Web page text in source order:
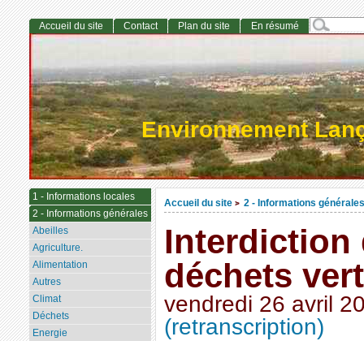
Environnement
Accueil du site > 2 - Informations générales
Interdiction
déchets
vendredi 26 avril
(retranscription)
Accueil du site Contact Plan du site En résumé
1 - Informations locales
2 - Informations générales
Abeilles
Agriculture.
Alimentation
Autres
Climat
Déchets
Energie